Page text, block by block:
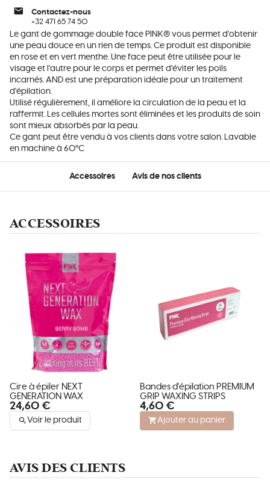
Contactez-nous
+32 471 65 74 50
Le gant de gommage double face PINK® vous permet d'obtenir
une peau douce en un rien de temps. Ce produit est disponible
en rose et en vert menthe. Une face peut être utilisée pour le
visage et l'autre pour le corps et permet d'éviter les poils
incarnés. AND est une préparation idéale pour un traitement
d'épilation.
Utilisé régulièrement, il améliore la circulation de la peau et la
raffermit. Les cellules mortes sont éliminées et les produits de soin
sont mieux absorbés par la peau.
Ce gant peut être vendu à vos clients dans votre salon. Lavable
en machine à 60°C
Accessoires Avis de nos clients
ACCESSOIRES
Cire à épiler NEXT
GENERATION WAX
24,60 €
Voir le produit
Bandes d'épilation PREMIUM
GRIP WAXING STRIPS
4,60 €
Ajouter au panier
AVIS DES CLIENTS